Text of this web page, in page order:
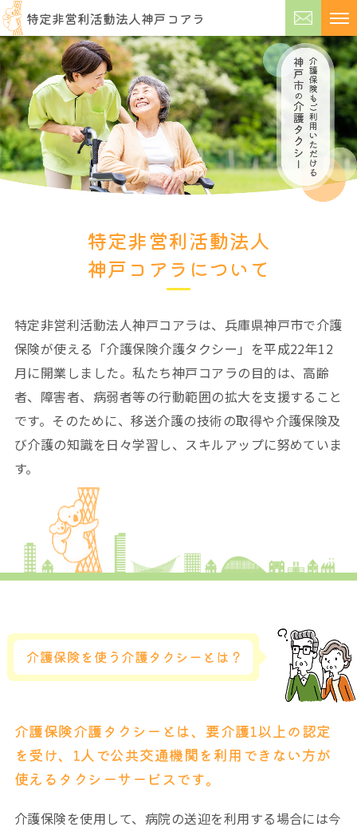
特定非営利活動法人神戸コアラ
特定非営利活動法人
神戸コアラについて
特定非営利活動法人神戸コアラは、兵庫県神戸市で介護
保険が使える「介護保険介護タクシー」を平成22年12
月に開業しました。私たち神戸コアラの目的は、高齢
者、障害者、病弱者等の行動範囲の拡大を支援すること
です。そのために、移送介護の技術の取得や介護保険及
び介護の知識を日々学習し、スキルアップに努めていま
す。
介護保険介護タクシーとは、要介護1以上の認定
を受け、1人で公共交通機関を利用できない方が
使えるタクシーサービスです。
介護保険を使用して、病院の送迎を利用する場合には今